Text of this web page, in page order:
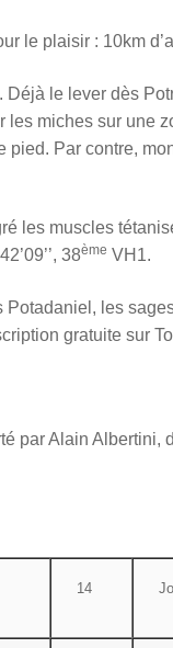
le plaisir : 10km
le lever dès
miches sur une
Par contre,
les muscles
38ème VH1.
les
gratuite sur
par Alain Albertini,
14